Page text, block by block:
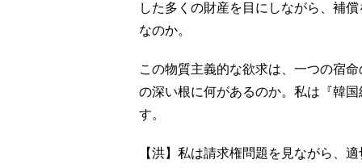
した多くの財産を目にしながら、補
なのか。
この物質主義的な欲求は、一つの宿
の深い根に何があるのか。私は『韓
す。
【洪】私は請求権問題を見ながら、